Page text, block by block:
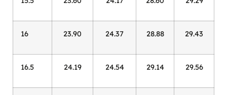
16 23.90 24.37 28.88 29.43
16.5 24.19 24.54 29.14 29.56